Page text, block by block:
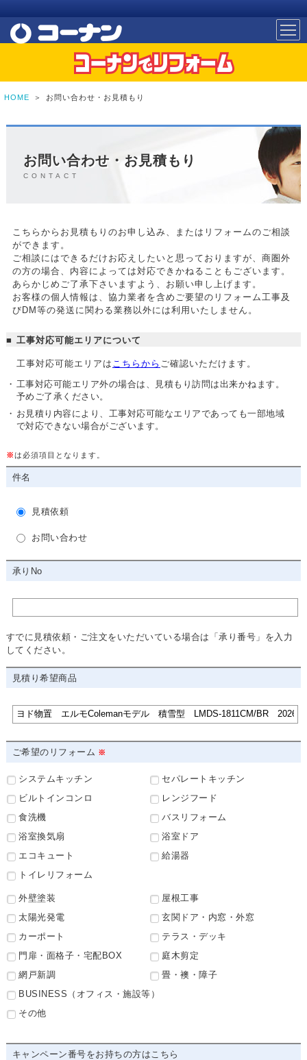
HOME ＞ お問い合わせ・お見積もり
お問い合わせ・お見積もり
CONTACT
こちらからお見積もりのお申し込み、またはリフォームのご相談
ができます。
ご相談にはできるだけお応えしたいと思っておりますが、商圏外
の方の場合、内容によっては対応できかねることもございます。
あらかじめご了承下さいますよう、お願い申し上げます。
お客様の個人情報は、協力業者を含めご要望のリフォーム工事及
びDM等の発送に関わる業務以外には利用いたしません。
工事対応可能エリアについて
工事対応可能エリアは こちらから ご確認いただけます。
工事対応可能エリア外の場合は、見積もり訪問は出来かねます。
予めご了承ください。
お見積り内容により、工事対応可能なエリアであっても一部地域
で対応できない場合がございます。
※は必須項目となります。
件名
見積依頼
お問い合わせ
承りNo
すでに見積依頼・ご注文をいただいている場合は「承り番号」を入力
してください。
見積り希望商品
ご希望のリフォーム
システムキッチン
セパレートキッチン
ビルトインコンロ
レンジフード
食洗機
バスリフォーム
浴室換気扇
浴室ドア
エコキュート
給湯器
トイレリフォーム
外壁塗装
屋根工事
太陽光発電
玄関ドア・内窓・外窓
カーポート
テラス・デッキ
門扉・面格子・宅配BOX
庭木剪定
網戸新調
畳・襖・障子
BUSINESS（オフィス・施設等）
その他
キャンペーン番号をお持ちの方はこちら